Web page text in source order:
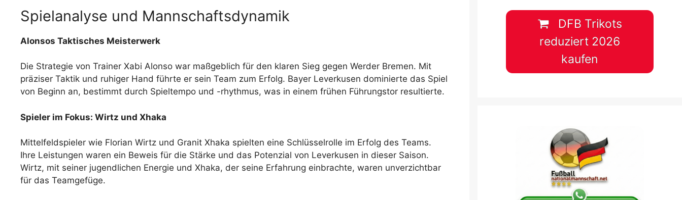
Spielanalyse und Mannschaftsdynamik
Alonsos Taktisches Meisterwerk
Die Strategie von Trainer Xabi Alonso war maßgeblich für den klaren Sieg gegen Werder Bremen. Mit
präziser Taktik und ruhiger Hand führte er sein Team zum Erfolg. Bayer Leverkusen dominierte das Spiel
von Beginn an, bestimmt durch Spieltempo und -rhythmus, was in einem frühen Führungstor resultierte.
Spieler im Fokus: Wirtz und Xhaka
Mittelfeldspieler wie Florian Wirtz und Granit Xhaka spielten eine Schlüsselrolle im Erfolg des Teams.
Ihre Leistungen waren ein Beweis für die Stärke und das Potenzial von Leverkusen in dieser Saison.
Wirtz, mit seiner jugendlichen Energie und Xhaka, der seine Erfahrung einbrachte, waren unverzichtbar
für das Teamgefüge.
DFB Trikots
reduziert 2026
kaufen